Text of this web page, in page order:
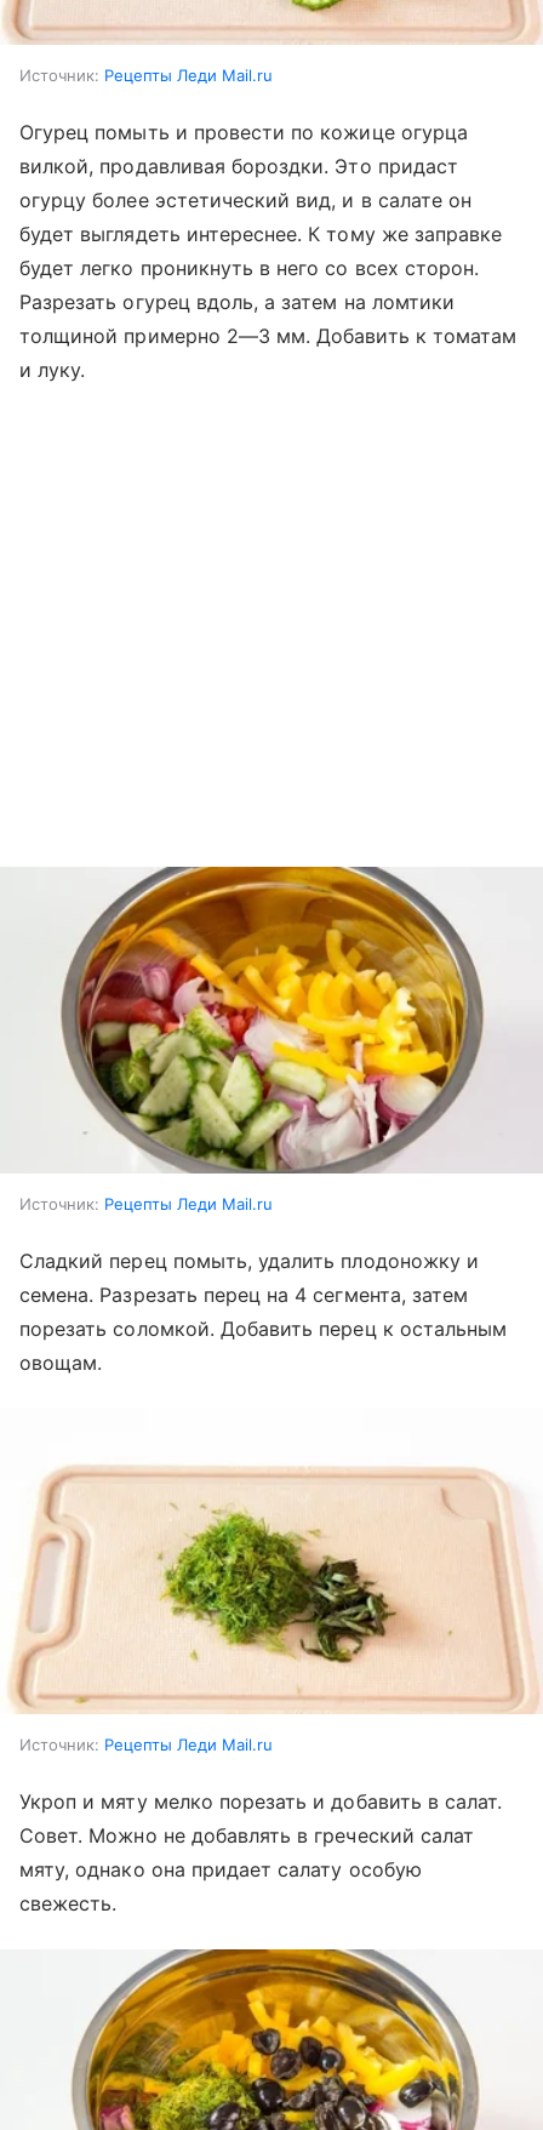
Источник: Рецепты Леди Mail.ru
Огурец помыть и провести по кожице огурца
вилкой, продавливая бороздки. Это придаст
огурцу более эстетический вид, и в салате он
будет выглядеть интереснее. К тому же заправке
будет легко проникнуть в него со всех сторон.
Разрезать огурец вдоль, а затем на ломтики
толщиной примерно 2—3 мм. Добавить к томатам
и луку.
Источник: Рецепты Леди Mail.ru
Сладкий перец помыть, удалить плодоножку и
семена. Разрезать перец на 4 сегмента, затем
порезать соломкой. Добавить перец к остальным
овощам.
Источник: Рецепты Леди Mail.ru
Укроп и мяту мелко порезать и добавить в салат.
Совет. Можно не добавлять в греческий салат
мяту, однако она придает салату особую
свежесть.